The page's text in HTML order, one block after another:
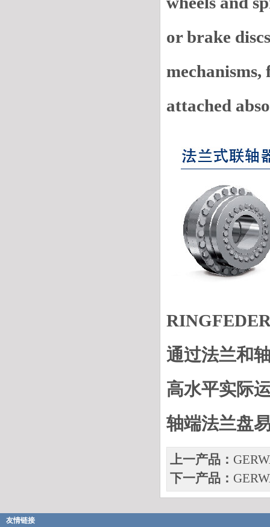
or brake
mechanisms,
attached
通过法兰和
高水平实际
轴端法兰盘
上一产品：
下一产品：
友情链接